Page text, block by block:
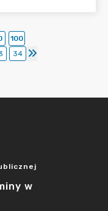
100
34
w